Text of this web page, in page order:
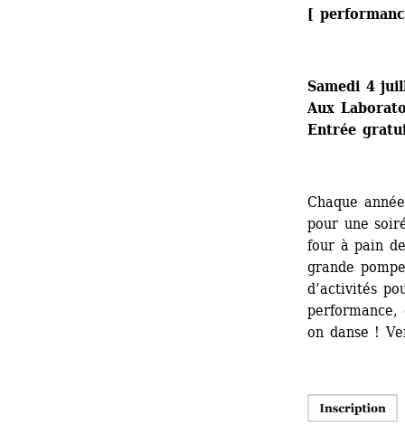
[
Samedi 4
Aux
Entrée
Chaque
pour une
four à pain
grande
d’activités
performance,
on danse !